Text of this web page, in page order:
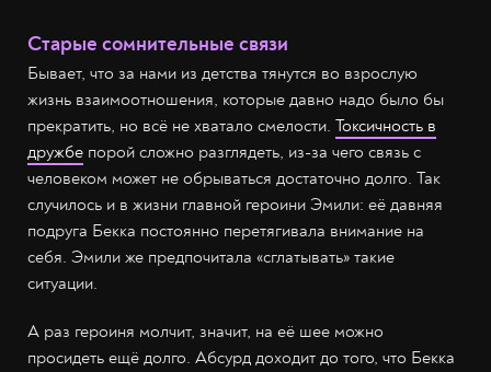
Старые сомнительные связи
Бывает, что за нами из детства тянутся во взрослую
жизнь взаимоотношения, которые давно надо было бы
прекратить, но всё не хватало смелости. Токсичность в
дружбе порой сложно разглядеть, из-за чего связь с
человеком может не обрываться достаточно долго. Так
случилось и в жизни главной героини Эмили: её давняя
подруга Бекка постоянно перетягивала внимание на
себя. Эмили же предпочитала «сглатывать» такие
ситуации.
А раз героиня молчит, значит, на её шее можно
просидеть ещё долго. Абсурд доходит до того, что Бекка